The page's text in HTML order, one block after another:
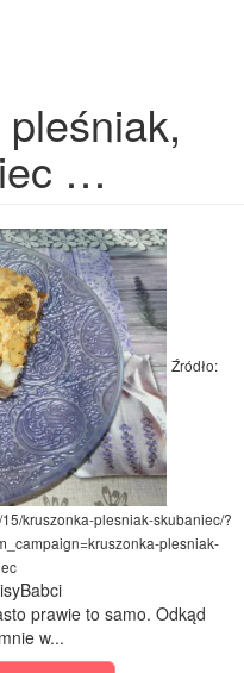
…
Źródło:
kruszonka-plesniak-skubaniec/?
plesniak-
prawie to samo. Odkąd
w...